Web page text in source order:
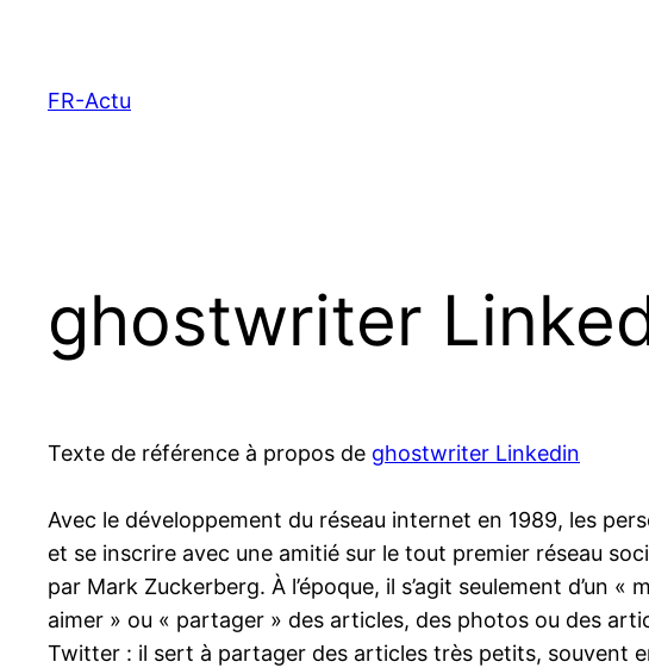
contenu
FR-Actu
ghostwriter
Texte de référence à propos de ghostwriter Linkedin
Avec le développement du réseau internet en 1989, les
et se inscrire avec une amitié sur le tout premier réseau
par Mark Zuckerberg. À l’époque, il s’agit seulement d’un
aimer » ou « partager » des articles, des photos ou des
Twitter : il sert à partager des articles très petits, souvent